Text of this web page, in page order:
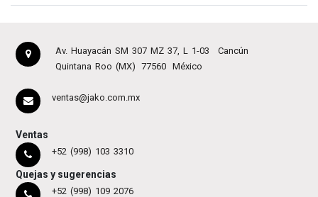
Av. Huayacán SM 307 MZ 37, L 1-03
Cancún
Quintana Roo (MX)
77560 México
ventas@jako.com.mx
Ventas
+52 (998) 103 3310
Quejas y sugerencias
+52 (998) 109 2076